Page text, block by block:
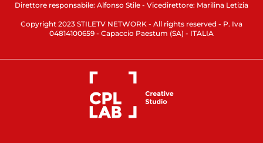
Direttore responsabile: Alfonso Stile - Vicedirettore: Marilina Letizia
Copyright 2023 STILETV NETWORK - All rights reserved - P. Iva
04814100659 - Capaccio Paestum (SA) - ITALIA